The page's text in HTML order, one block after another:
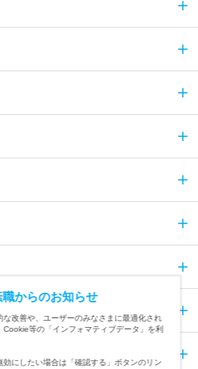
からのお知らせ
改善や、ユーザーのみなさまに最適化され
等の「インフォマティブデータ」を利
にしたい場合は「確認する」ボタンのリン